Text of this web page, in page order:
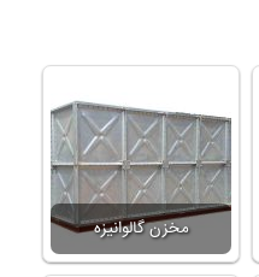
مخزن گالوانیزه